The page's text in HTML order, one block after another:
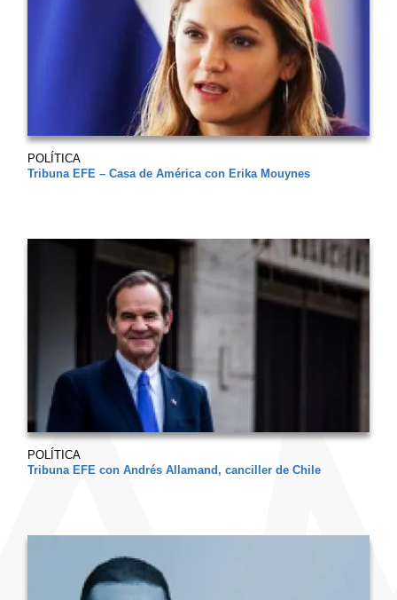
POLÍTICA
Tribuna EFE – Casa de América con Erika Mouynes
POLÍTICA
Tribuna EFE con Andrés Allamand, canciller de Chile